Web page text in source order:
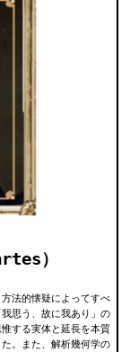
）
法的懐疑によってすべ
思う、故に我あり」の
する実体と延長を本質
。また、解析幾何学の